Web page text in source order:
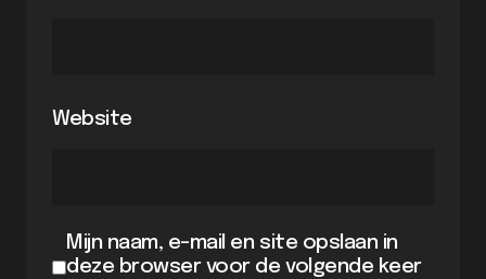
Website
Mijn naam, e-mail en site opslaan in
deze browser voor de volgende keer